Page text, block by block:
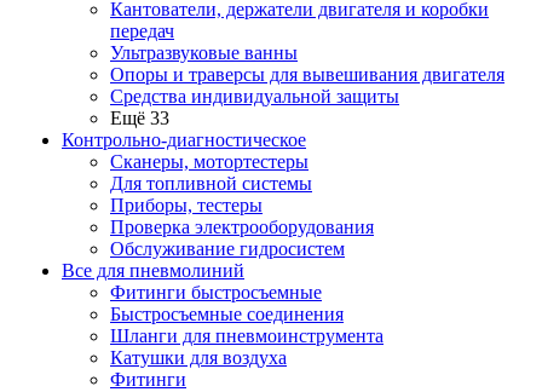
Кантователи, держатели двигателя и коробки
передач
Ультразвуковые ванны
Опоры и траверсы для вывешивания двигателя
Средства индивидуальной защиты
Ещё 33
Контрольно-диагностическое
Сканеры, мотортестеры
Для топливной системы
Приборы, тестеры
Проверка электрооборудования
Обслуживание гидросистем
Все для пневмолиний
Фитинги быстросъемные
Быстросъемные соединения
Шланги для пневмоинструмента
Катушки для воздуха
Фитинги